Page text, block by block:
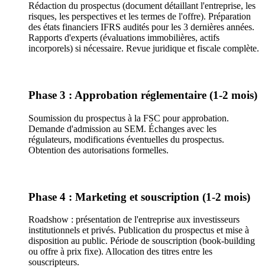
Rédaction du prospectus (document détaillant l'entreprise, les
risques, les perspectives et les termes de l'offre). Préparation
des états financiers IFRS audités pour les 3 dernières années.
Rapports d'experts (évaluations immobilières, actifs
incorporels) si nécessaire. Revue juridique et fiscale complète.
Phase 3 : Approbation réglementaire (1-2 mois)
Soumission du prospectus à la FSC pour approbation.
Demande d'admission au SEM. Échanges avec les
régulateurs, modifications éventuelles du prospectus.
Obtention des autorisations formelles.
Phase 4 : Marketing et souscription (1-2 mois)
Roadshow : présentation de l'entreprise aux investisseurs
institutionnels et privés. Publication du prospectus et mise à
disposition au public. Période de souscription (book-building
ou offre à prix fixe). Allocation des titres entre les
souscripteurs.